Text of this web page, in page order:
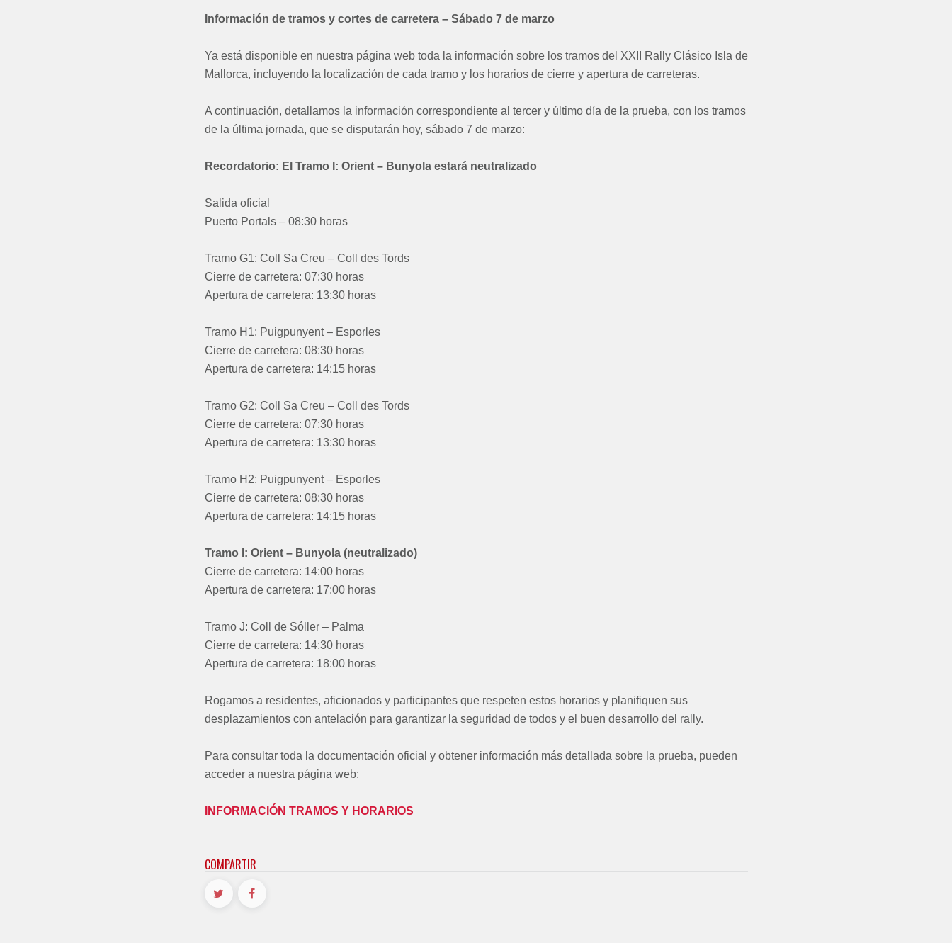
Información de tramos y cortes de carretera – Sábado 7 de marzo
Ya está disponible en nuestra página web toda la información sobre los tramos del XXII Rally Clásico Isla de
Mallorca, incluyendo la localización de cada tramo y los horarios de cierre y apertura de carreteras.
A continuación, detallamos la información correspondiente al tercer y último día de la prueba, con los tramos
de la última jornada, que se disputarán hoy, sábado 7 de marzo:
Recordatorio: El Tramo I: Orient – Bunyola estará neutralizado
Salida oficial
Puerto Portals – 08:30 horas
Tramo G1: Coll Sa Creu – Coll des Tords
Cierre de carretera: 07:30 horas
Apertura de carretera: 13:30 horas
Tramo H1: Puigpunyent – Esporles
Cierre de carretera: 08:30 horas
Apertura de carretera: 14:15 horas
Tramo G2: Coll Sa Creu – Coll des Tords
Cierre de carretera: 07:30 horas
Apertura de carretera: 13:30 horas
Tramo H2: Puigpunyent – Esporles
Cierre de carretera: 08:30 horas
Apertura de carretera: 14:15 horas
Tramo I: Orient – Bunyola (neutralizado)
Cierre de carretera: 14:00 horas
Apertura de carretera: 17:00 horas
Tramo J: Coll de Sóller – Palma
Cierre de carretera: 14:30 horas
Apertura de carretera: 18:00 horas
Rogamos a residentes, aficionados y participantes que respeten estos horarios y planifiquen sus
desplazamientos con antelación para garantizar la seguridad de todos y el buen desarrollo del rally.
Para consultar toda la documentación oficial y obtener información más detallada sobre la prueba, pueden
acceder a nuestra página web:
INFORMACIÓN TRAMOS Y HORARIOS
COMPARTIR